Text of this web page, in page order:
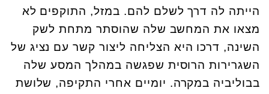
הייתה לה דרך לשלם להם. במזל, התוקפים לא
מצאו את המחשב שלה שהוסתר מתחת לשק
השינה, דרכו היא הצליחה ליצור קשר עם נציג של
השגרירות הרוסית שפגשה במהלך המסע שלה
בבוליביה במקרה. יומיים אחרי התקיפה, שלושת